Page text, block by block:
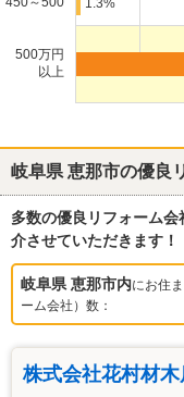
500万円
以上
岐阜県 恵那市の優良
多数の優良リフォーム
介させていただきます！
岐阜県 恵那市内にお住
ーム会社）数：
株式会社花村材木